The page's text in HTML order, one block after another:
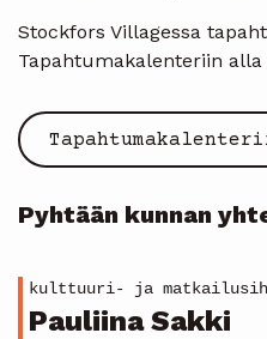
Stockfors Villagessa
Tapahtumakalenteriin alla
Pyhtään kunnan
kulttuuri- ja
Pauliina Sakki